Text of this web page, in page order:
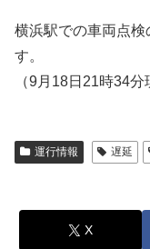
横浜駅での車両点検
す。
（9月18日21時34分
運行情報 遅延
X